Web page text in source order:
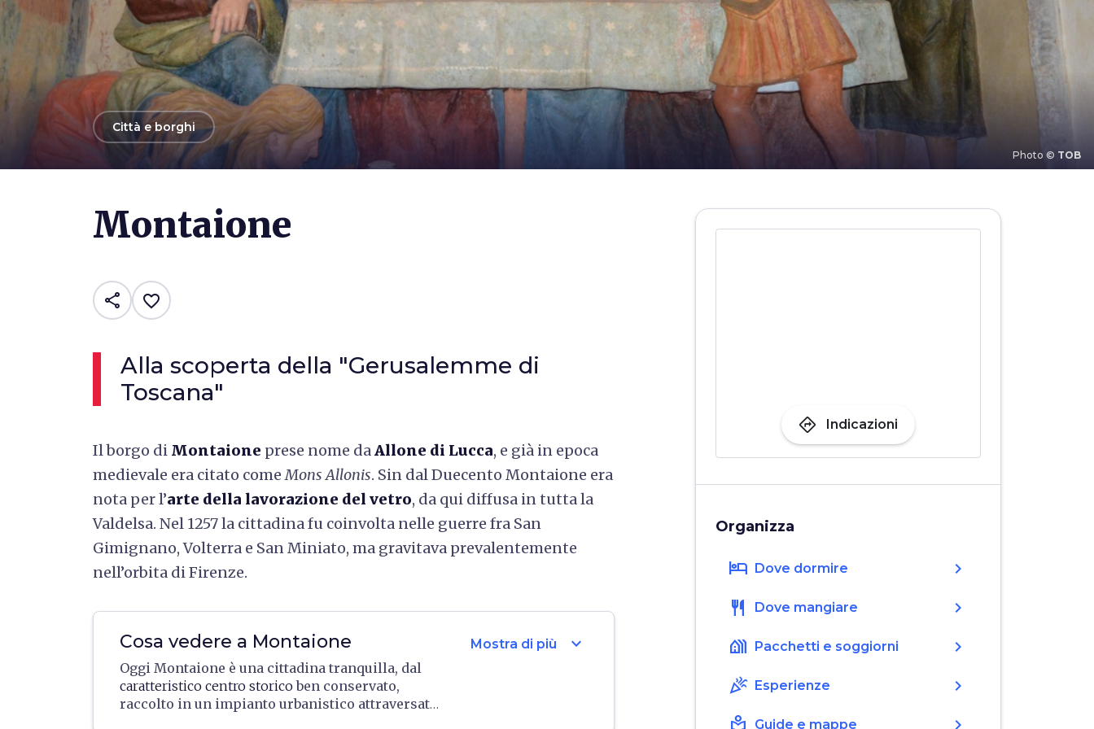
Photo © TOB
arrow_backCittà e borghi
Montaione
share favorite_border
Alla scoperta della "Gerusalemme di
Toscana"
Il borgo di Montaione prese nome daAllone di Lucca, e già in epoca
medievale era citato comeMons Allonis. Sin dal Duecento Montaione era
nota per l’arte della lavorazione del vetro, da qui diffusa in tutta la
Valdelsa. Nel 1257 la cittadina fu coinvolta nelle guerre fra San
Gimignano, Volterra e San Miniato, ma gravitava prevalentemente
nell’orbita di Firenze.
Cosa vedere a Montaione
Oggi Montaione è una cittadina tranquilla, dal
caratteristico centro storicoben conservato,
raccolto in un impianto urbanistico attraversato
Mostra di più expand_more
directions Indicazioni
Organizza
hotel Dove dormire chevron_right
restaurant Dove mangiare chevron_right
holiday_village Pacchetti e soggiorni chevron_right
celebration Esperienze chevron_right
Guide e mappe chevron_right